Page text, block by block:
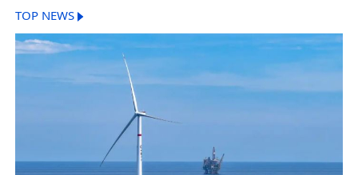
TOP NEWS